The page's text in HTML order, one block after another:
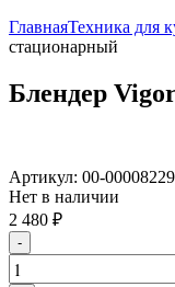
ГлавнаяТехника для
стационарный
Блендер
Артикул: 00-00008229
Нет в наличии
2 480 ₽
-